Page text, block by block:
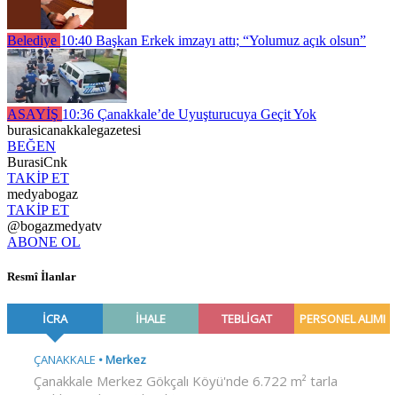
Belediye 10:40 Başkan Erkek imzayı attı; “Yolumuz açık olsun”
ASAYİŞ 10:36 Çanakkale’de Uyuşturucuya Geçit Yok
burasicanakkalegazetesi
BEĞEN
BurasiCnk
TAKİP ET
medyabogaz
TAKİP ET
@bogazmedyatv
ABONE OL
Resmî İlanlar